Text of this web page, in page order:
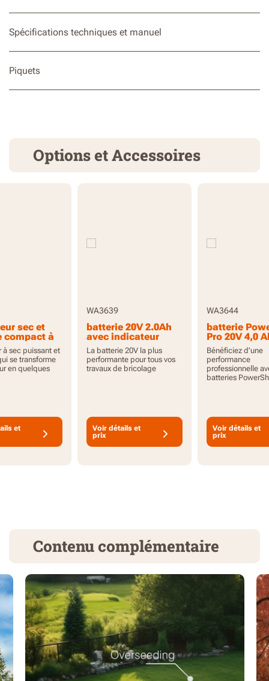
Spécifications techniques et manuel
Piquets
Options et Accessoires
sec et
compact à
et
20V -
à sec puissant et
se transforme
en quelques
et
WA3639
batterie 20V 2.0Ah
avec indicateur
La batterie 20V la plus
performante pour tous vos
travaux de bricolage
Voir détails et
prix
WA3644
batterie
Pro 20V 4,0
grande
avec
Bénéficiez d'une
performance
professionnelle
batteries
Voir détails et
prix
Contenu complémentaire